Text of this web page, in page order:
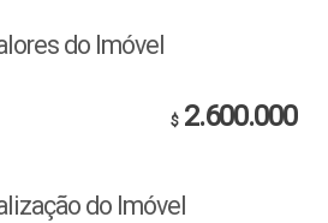
do Imóvel
$2.600.000
do Imóvel